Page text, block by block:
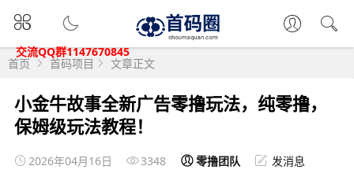
交流QQ群1147670845
首页 首码项目 文章正文
小金牛故事全新广告零撸玩法，纯零撸，
保姆级玩法教程！
2026年04月16日 3348 零撸团队 发消息